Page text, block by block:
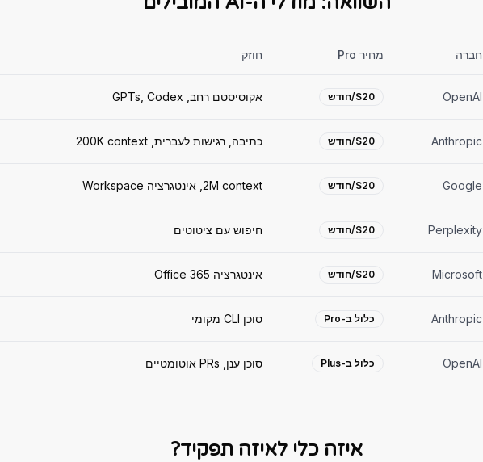
חברה מחיר Pro חוזק
OpenAI $20/חודש אקוסיסטם רחב, GPTs, Codex
Anthropic $20/חודש כתיבה, רגישות לעברית, 200K context
Google $20/חודש 2M context, אינטגרציה Workspace
Perplexity $20/חודש חיפוש עם ציטוטים
Microsoft $20/חודש אינטגרציה Office 365
Anthropic כלול ב-Pro סוכן CLI מקומי
OpenAI כלול ב-Plus סוכן ענן, PRs אוטומטיים
איזה כלי לאיזה תפקיד?